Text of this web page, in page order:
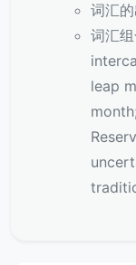
词汇的
词汇
leap